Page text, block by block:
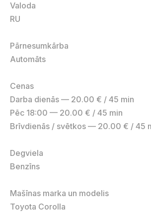
Valoda
RU
Pārnesumkārba
Automāts
Cenas
Darba dienās — 20.00 € / 45 min
Pēc 18:00 — 20.00 € / 45 min
Brīvdienās / svētkos — 20.00 € / 45
Degviela
Benzīns
Mašīnas marka un modelis
Toyota Corolla